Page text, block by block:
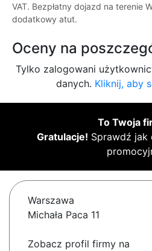
VAT. Bezpłatny dojazd na terenie
dodatkowy atut.
Oceny na
Tylko zalogowani
danych. Kliknij, aby
To Twoja
Gratulacje! Sprawdź jak
Warszawa
Michała Paca 11
Zobacz profil firmy na